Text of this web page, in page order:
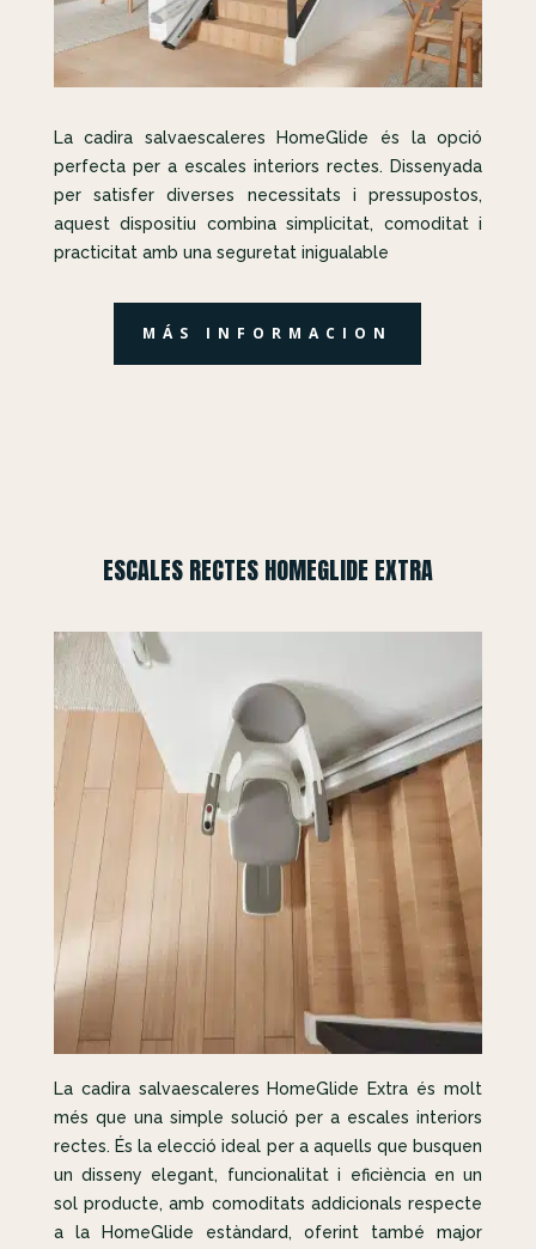
La cadira salvaescaleres HomeGlide és la opció
perfecta per a escales interiors rectes. Dissenyada
per satisfer diverses necessitats i pressupostos,
aquest dispositiu combina simplicitat, comoditat i
practicitat amb una seguretat inigualable
MÁS INFORMACION
ESCALES RECTES HOMEGLIDE EXTRA
La cadira salvaescaleres HomeGlide Extra és molt
més que una simple solució per a escales interiors
rectes. És la elecció ideal per a aquells que busquen
un disseny elegant, funcionalitat i eficiència en un
sol producte, amb comoditats addicionals respecte
a la HomeGlide estàndard, oferint també major